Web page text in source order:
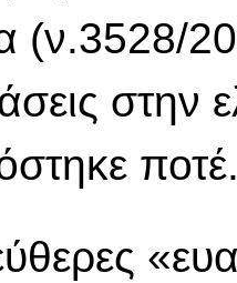
(ν.3528/
στην